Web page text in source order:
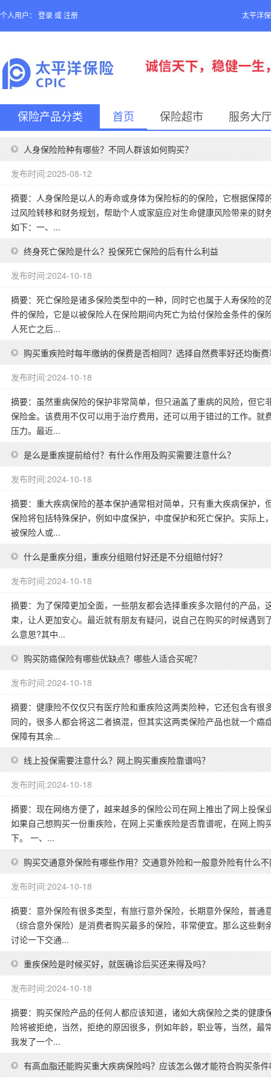
个人用户： 登录 或 注册 太平洋
保险产品分类 首页 保险超市 服务大
人身保险险种有哪些？不同人群该如何购买？
发布时间:2025-08-12
摘要：人身保险是以人的寿命或身体为保险标的的保险，它根据保
过风险转移和财务规划，帮助个人或家庭应对生命健康风险带来的
如下：一、...
终身死亡保险是什么？投保死亡保险的后有什么利益
发布时间:2024-10-18
摘要：死亡保险是诸多保险类型中的一种，同时它也属于人寿保险
件的保险，它是以被保险人在保险期间内死亡为给付保险金条件的
人死亡之后...
购买重疾险时每年缴纳的保费是否相同？选择自然费率好还均衡
发布时间:2024-10-18
摘要：虽然重病保险的保护非常简单，但只涵盖了重病的风险，但
保险金。该费用不仅可以用于治疗费用，还可以用于错过的工作。
压力。最近...
是么是重疾提前给付？有什么作用及购买需要注意什么？
发布时间:2024-10-18
摘要：重大疾病保险的基本保护通常相对简单，只有重大疾病保护
保险将包括特殊保护，例如中度保护，中度保护和死亡保护。实际
被保险人或...
什么是重疾分组，重疾分组赔付好还是不分组赔付好？
发布时间:2024-10-18
摘要：为了保障更加全面，一些朋友都会选择重疾多次赔付的产品
束，让人更加安心。最近就有朋友有疑问，说自己在购买的时候遇
么意思?其中...
购买防癌保险有哪些优缺点？哪些人适合买呢？
发布时间:2024-10-18
摘要：健康险不仅仅只有医疗险和重疾险这两类险种，它还包含有
同的，很多人都会将这二者搞混，但其实这两类保险产品也就一个
保障有其余...
线上投保需要注意什么？网上购买重疾险靠谱吗？
发布时间:2024-10-18
摘要：现在网络方便了，越来越多的保险公司在网上推出了网上投
如果自己想购买一份重疾险，在网上买重疾险是否靠谱呢，在网上
下。 一、...
购买交通意外保险有哪些作用？交通意外险和一般意外险有什么
发布时间:2024-10-18
摘要：意外保险有很多类型，有旅行意外保险，长期意外保险，普
（综合意外保险）是消费者购买最多的保险，非常便宜。那么这些
讨论一下交通...
重疾保险是时候买好，就医确诊后买还来得及吗？
发布时间:2024-10-18
摘要：购买保险产品的任何人都应该知道，诸如大病保险之类的健
险将被拒绝，当然，拒绝的原因很多，例如年龄，职业等，当然，
我发了一个...
有高血脂还能购买重大疾病保险吗？应该怎么做才能符合购买条